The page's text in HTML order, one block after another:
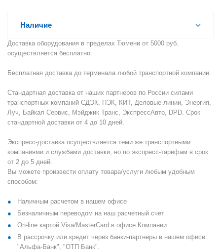
Наличие
Доставка оборудования в пределах Тюмени от 5000 руб.
осуществляется бесплатно.
Бесплатная доставка до терминала любой транспортной компании.
Стандартная доставка от наших партнеров по России силами
транспортных компаний СДЭК, ПЭК, КИТ, Деловые линии, Энергия,
Луч, Байкал Сервис, Мэйджик Транс, ЭкспрессАвто, DPD. Срок
стандартной доставки от 4 до 10 дней.
Экспресс-доставка осуществляется теми же транспортными
компаниями и службами доставки, но по экспресс-тарифам в срок
от 2 до 5 дней.
Вы можете произвести оплату товара/услуги любым удобным
способом:
Наличным расчетом в нашем офисе
Безналичным переводом на наш расчетный счет
On-line картой Visa/MasterCard в офисе Компании
В рассрочку или кредит через банки-партнеры в нашем офисе:
"Альфа-Банк", "ОТП Банк".